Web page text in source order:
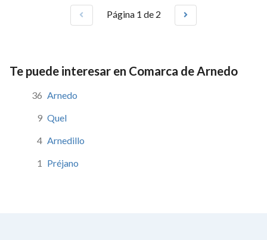
Página 1 de 2
Te puede interesar en Comarca de Arnedo
36 Arnedo
9 Quel
4 Arnedillo
1 Préjano